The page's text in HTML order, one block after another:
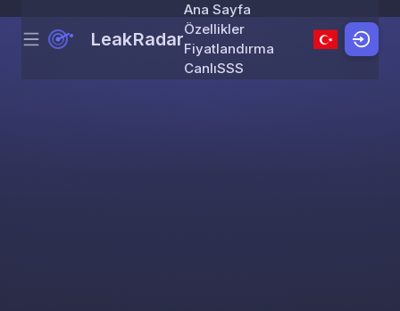
Skip to content
Menu LeakRadar
Ana Sayfa
Özellikler
Fiyatlandırma
CanlıSSS